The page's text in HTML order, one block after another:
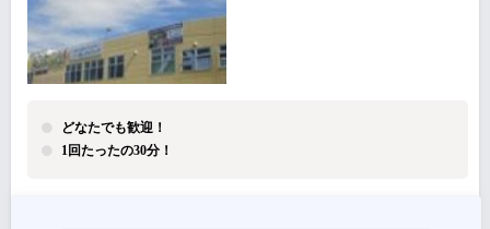
どなたでも歓迎！
1回たったの30分！